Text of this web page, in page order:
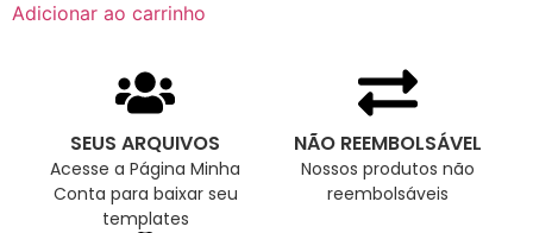
Adicionar ao carrinho
SEUS ARQUIVOS
Acesse a Página Minha
Conta para baixar seu
templates
NÃO REEMBOLSÁVEL
Nossos produtos não
reembolsáveis